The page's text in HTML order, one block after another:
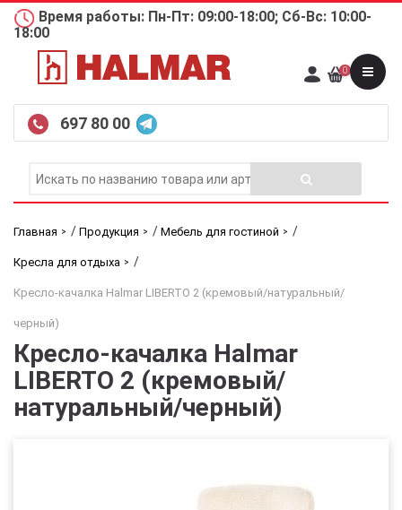
Время работы: Пн-Пт: 09:00-18:00; Сб-Вс: 10:00-
18:00
697 80 00
0
Главная / Продукция / Мебель для гостиной /
Кресла для отдыха /
Кресло-качалка Halmar LIBERTO 2 (кремовый/натуральный/
черный)
Кресло-качалка Halmar
LIBERTO 2 (кремовый/
натуральный/черный)